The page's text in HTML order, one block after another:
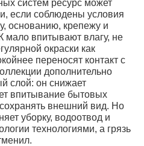
систем ресурс может
если соблюдены условия
основанию, крепежу и
впитывают влагу, не
окраски как
переносят контакт с
дополнительно
слой: он снижает
впитывание бытовых
внешний вид. Но
уборку, водоотвод и
технологиями, а грязь